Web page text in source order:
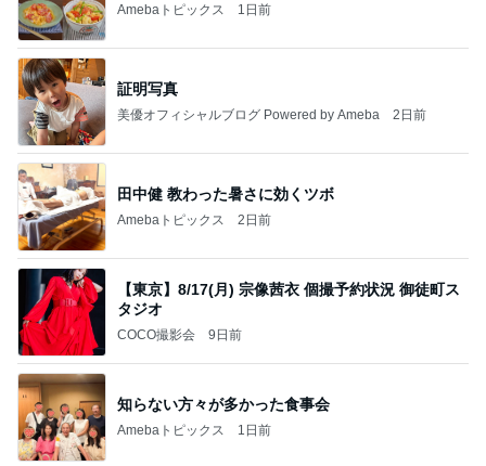
Amebaトピックス 1日前
証明写真
美優オフィシャルブログ Powered by Ameba 2日前
田中健 教わった暑さに効くツボ
Amebaトピックス 2日前
【東京】8/17(月) 宗像茜衣 個撮予約状況 御徒町ス
タジオ
COCO撮影会 9日前
知らない方々が多かった食事会
Amebaトピックス 1日前